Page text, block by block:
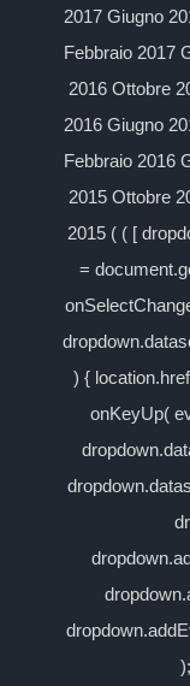
2017 Giugno
Febbraio 2017
2016 Ottobre
2016 Giugno
Febbraio 2016
2015 Ottobre
2015 ( ( [
=
) {
onKeyUp(